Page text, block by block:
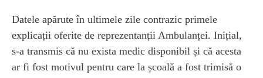
Datele apărute în ultimele zile contrazic primele
explicații oferite de reprezentanții Ambulanței. Inițial,
s-a transmis că nu exista medic disponibil și că acesta
ar fi fost motivul pentru care la școală a fost trimisă o